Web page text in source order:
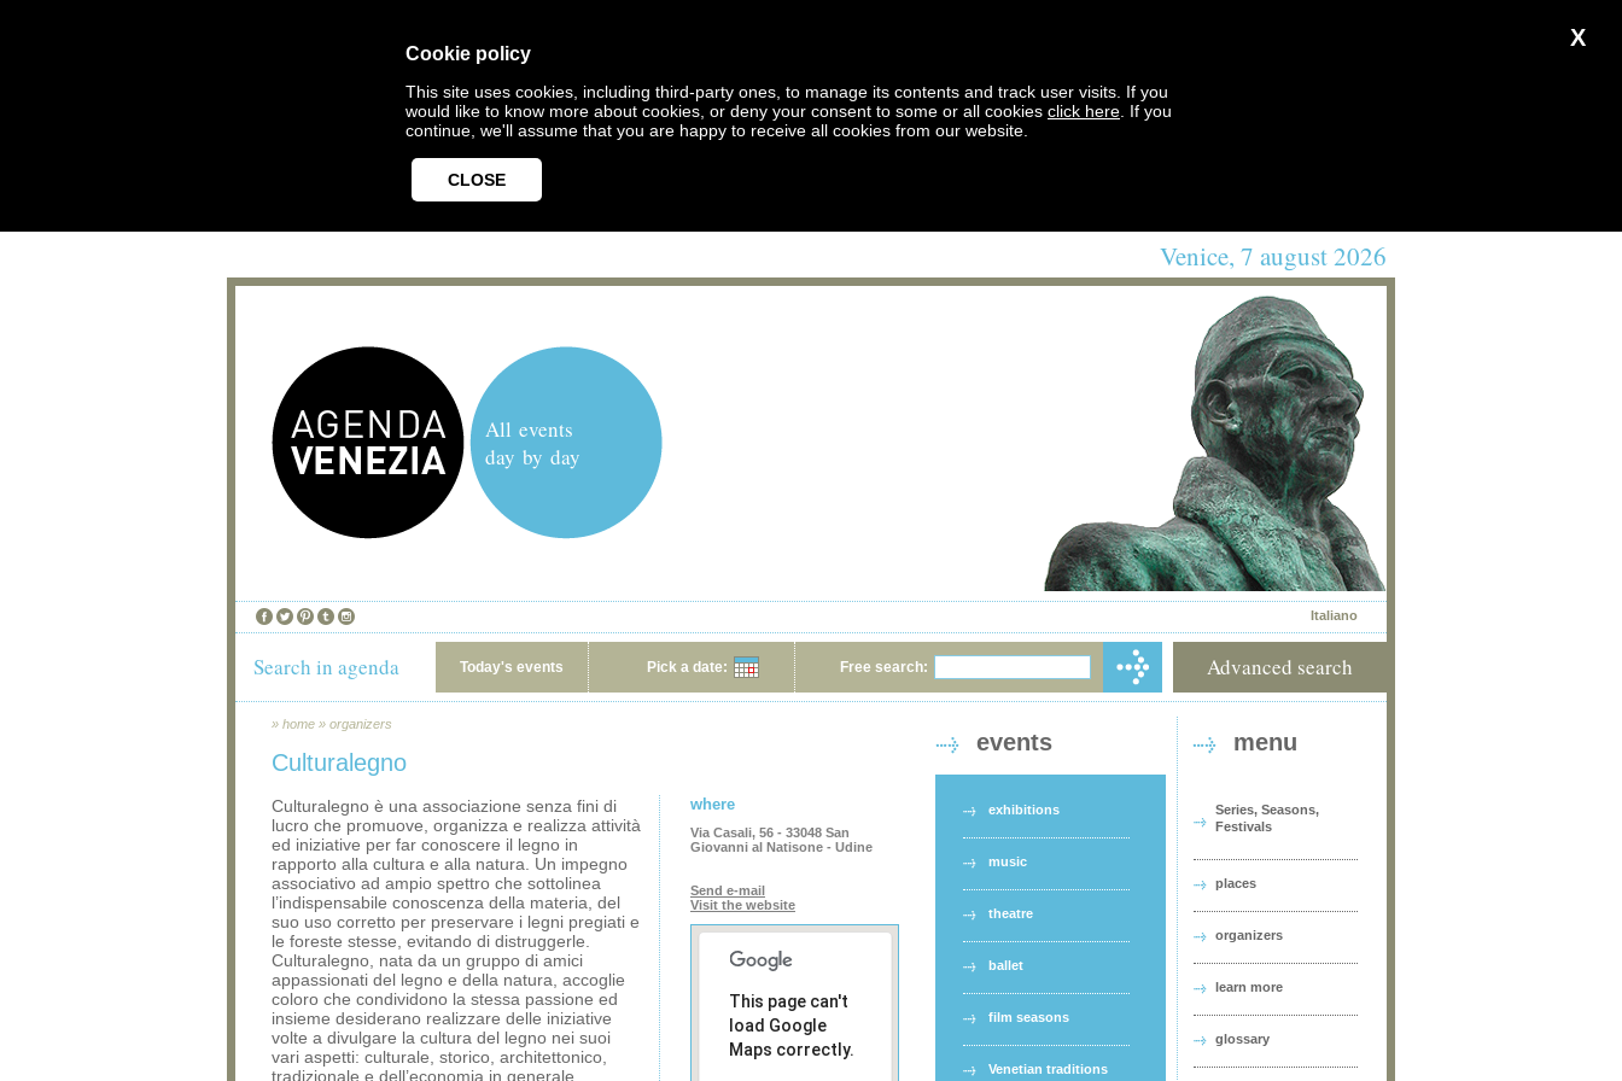
X
Cookie policy
This site uses cookies, including third-party ones, to manage its contents and track user visits. If you
would like to know more about cookies, or deny your consent to some or all cookies click here . If you
continue, we'll assume that you are happy to receive all cookies from our website.
CLOSE
Venice, 7 august 2026
All events
day by day
Italiano
Search in agenda Today's events Pick a date: Free search: Advanced search
» home » organizers
Culturalegno
Culturalegno è una associazione senza fini di
lucro che promuove, organizza e realizza attività
ed iniziative per far conoscere il legno in
rapporto alla cultura e alla natura. Un impegno
associativo ad ampio spettro che sottolinea
l’indispensabile conoscenza della materia, del
suo uso corretto per preservare i legni pregiati e
le foreste stesse, evitando di distruggerle.
Culturalegno, nata da un gruppo di amici
appassionati del legno e della natura, accoglie
coloro che condividono la stessa passione ed
insieme desiderano realizzare delle iniziative
volte a divulgare la cultura del legno nei suoi
vari aspetti: culturale, storico, architettonico,
tradizionale e dell’economia in generale.
where
Via Casali, 56 - 33048 San
Giovanni al Natisone - Udine
Send e-mail
Visit the website
This page can't
load Google
Maps correctly.
events
exhibitions
music
theatre
ballet
film seasons
Venetian traditions
menu
Series, Seasons,
Festivals
places
organizers
learn more
glossary